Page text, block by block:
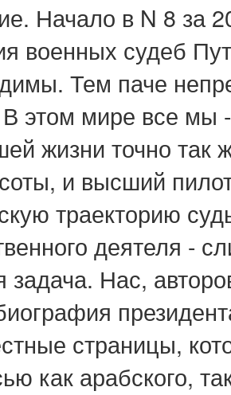
Начало в N 8 за
военных судеб
Тем паче
этом мире все
жизни точно так
и высший
траекторию
деятеля -
Нас,
страницы,
как арабского,